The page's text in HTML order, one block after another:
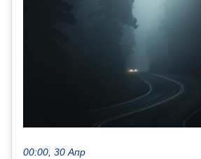
00:00, 30 Апр